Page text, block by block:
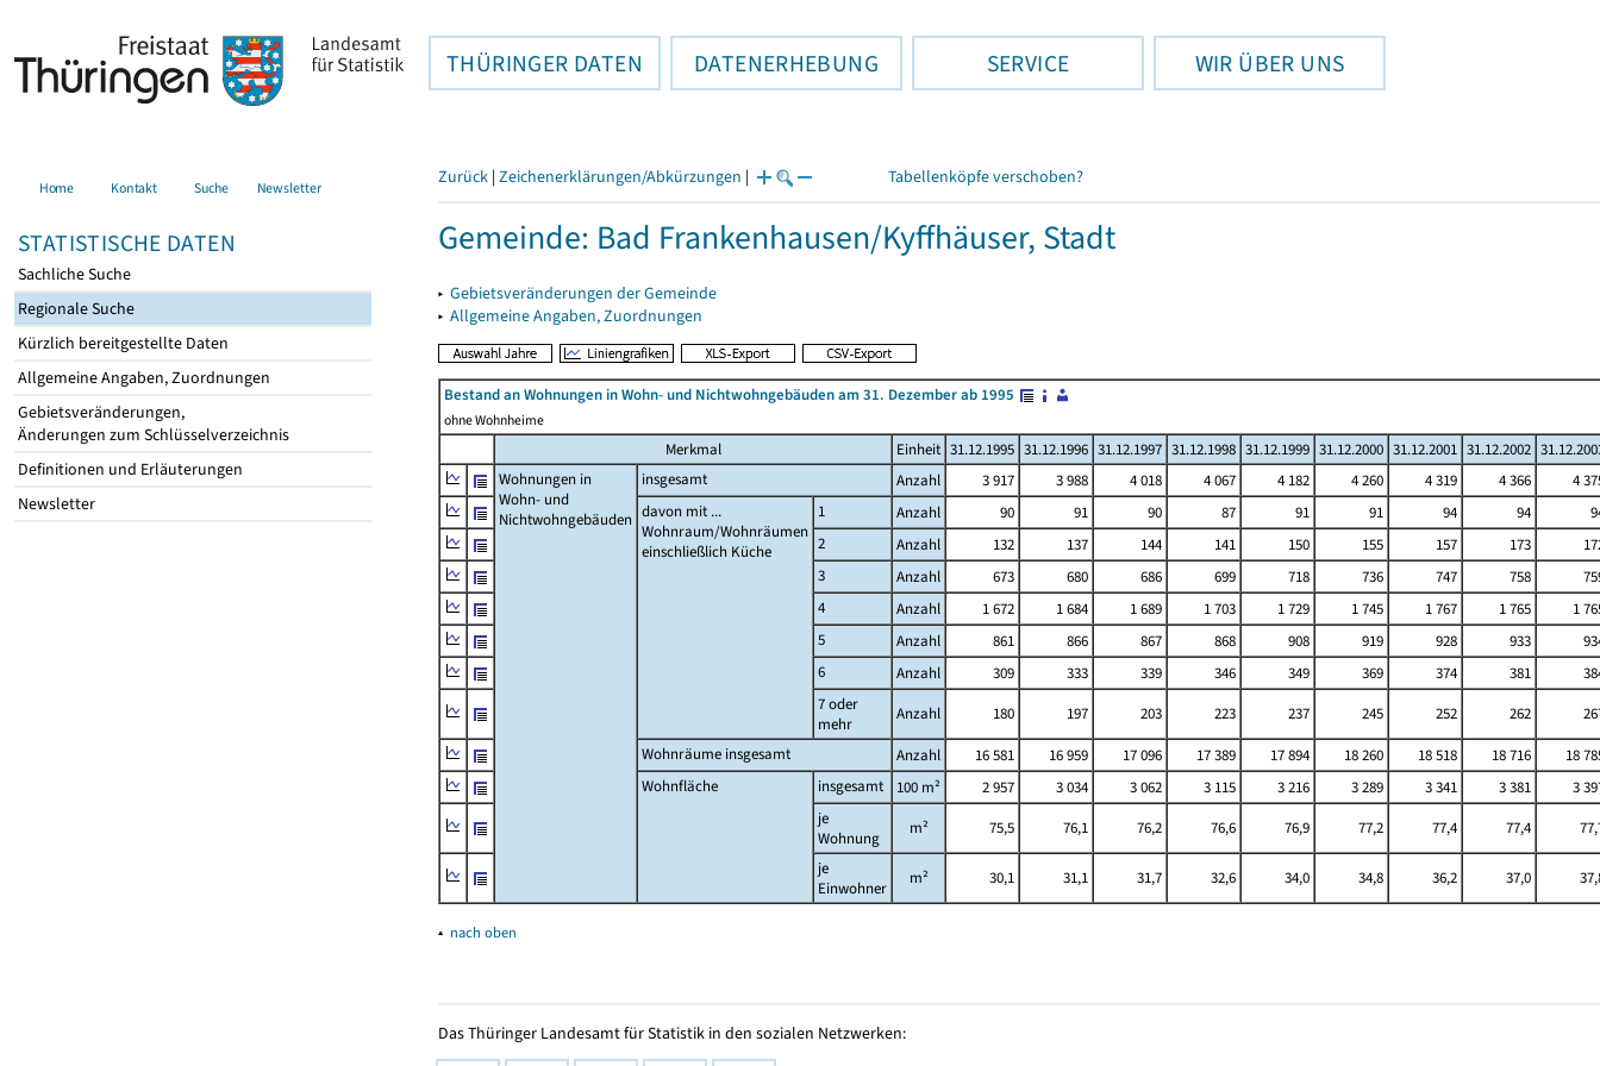
THÜRINGER DATEN DATENERHEBUNG SERVICE WIR ÜBER UNS
Home Kontakt Suche Newsletter
STATISTISCHE DATEN
Sachliche Suche
Regionale Suche
Kürzlich bereitgestellte Daten
Allgemeine Angaben, Zuordnungen
Gebietsveränderungen,
Änderungen zum Schlüsselverzeichnis
Definitionen und Erläuterungen
Newsletter
Zurück | Zeichenerklärungen/Abkürzungen | Tabellenköpfe verschoben?
Gemeinde: Bad Frankenhausen/Kyffhäuser, Stadt
▸ Gebietsveränderungen der Gemeinde
▸ Allgemeine Angaben, Zuordnungen
Bestand an Wohnungen in Wohn- und Nichtwohngebäuden am 31. Dezember ab 1995
ohne Wohnheime
Merkmal Einheit 31.12.1995 31.12.1996 31.12.1997 31.12.1998 31.12.1999 31.12.2000 31.12.2001 31.12.2002
Wohnungen in
Wohn- und
Nichtwohngebäuden
insgesamt Anzahl 3 917 3 988 4 018 4 067 4 182 4 260 4 319 4 366
4
davon mit ...
Wohnraum/Wohnräumen
einschließlich Küche
1 Anzahl 90 91 90 87 91 91 94 94
2
Anzahl 132 137 144 141 150 155 157 173
3
Anzahl 673 680 686 699 718 736 747 758
4
Anzahl 1 672 1 684 1 689 1 703 1 729 1 745 1 767 1 765
1
5
Anzahl 861 866 867 868 908 919 928 933
6
Anzahl 309 333 339 346 349 369 374 381
7 oder
mehr
Anzahl 180 197 203 223 237 245 252 262
Wohnräume insgesamt
Anzahl 16 581 16 959 17 096 17 389 17 894 18 260 18 518 18 716
18
Wohnfläche
insgesamt 100 m² 2 957 3 034 3 062 3 115 3 216 3 289 3 341 3 381
3
je
Wohnung
m² 75,5 76,1 76,2 76,6 76,9 77,2 77,4 77,4
je
Einwohner
m² 30,1 31,1 31,7 32,6 34,0 34,8 36,2 37,0
▴ nach oben
Das Thüringer Landesamt für Statistik in den sozialen Netzwerken: